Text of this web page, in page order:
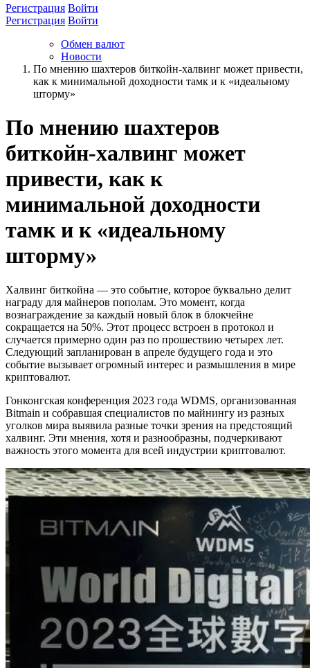
Регистрация Войти
Регистрация Войти
Обмен валют
Новости
По мнению шахтеров биткойн-халвинг может привести,
как к минимальной доходности тамк и к «идеальному
шторму»
По мнению шахтеров
биткойн-халвинг может
привести, как к
минимальной доходности
тамк и к «идеальному
шторму»
Халвинг биткойна — это событие, которое буквально делит
награду для майнеров пополам. Это момент, когда
вознаграждение за каждый новый блок в блокчейне
сокращается на 50%. Этот процесс встроен в протокол и
случается примерно один раз по прошествию четырех лет.
Следующий запланирован в апреле будущего года и это
событие вызывает огромный интерес и размышления в мире
криптовалют.
Гонконгская конференция 2023 года WDMS, организованная
Bitmain и собравшая специалистов по майнингу из разных
уголков мира выявила разные точки зрения на предстоящий
халвинг. Эти мнения, хотя и разнообразны, подчеркивают
важность этого момента для всей индустрии криптовалют.